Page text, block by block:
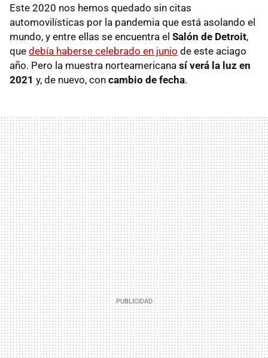
Este 2020 nos hemos quedado sin citas
automovilísticas por la pandemia que está asolando el
mundo, y entre ellas se encuentra el Salón de Detroit,
que debía haberse celebrado en junio de este aciago
año. Pero la muestra norteamericana sí verá la luz en
2021 y, de nuevo, con cambio de fecha.